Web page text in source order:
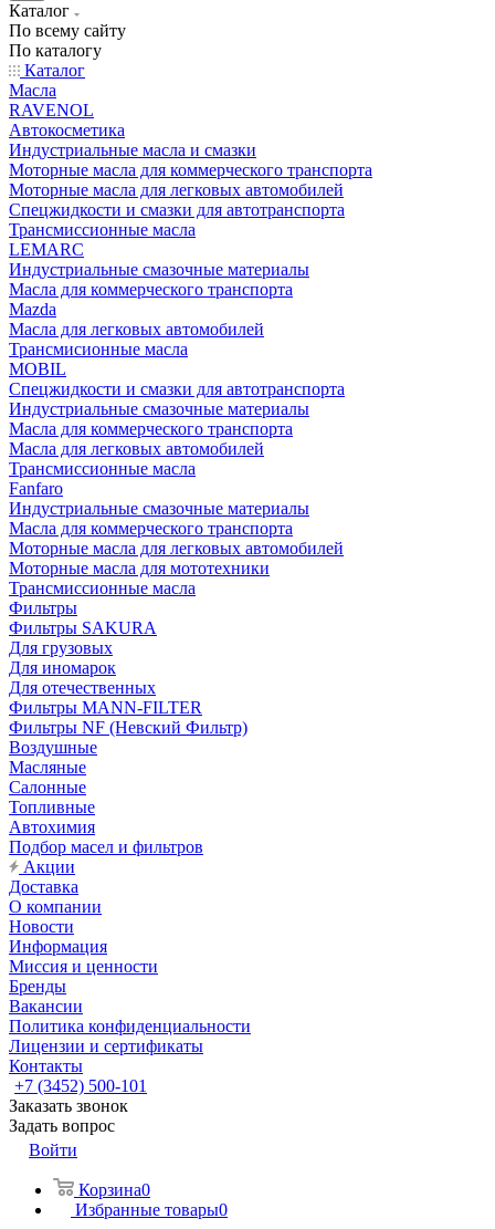
Каталог
По всему сайту
По каталогу
Каталог
Масла
RAVENOL
Автокосметика
Индустриальные масла и смазки
Моторные масла для коммерческого транспорта
Моторные масла для легковых автомобилей
Спецжидкости и смазки для автотранспорта
Трансмиссионные масла
LEMARC
Индустриальные смазочные материалы
Масла для коммерческого транспорта
Mazda
Масла для легковых автомобилей
Трансмисионные масла
MOBIL
Cпецжидкости и смазки для автотранспорта
Индустриальные смазочные материалы
Масла для коммерческого транспорта
Масла для легковых автомобилей
Трансмиссионные масла
Fanfaro
Индустриальные смазочные материалы
Масла для коммерческого транспорта
Моторные масла для легковых автомобилей
Моторные масла для мототехники
Трансмиссионные масла
Фильтры
Фильтры SAKURA
Для грузовых
Для иномарок
Для отечественных
Фильтры MANN-FILTER
Фильтры NF (Невский Фильтр)
Воздушные
Масляные
Салонные
Топливные
Автохимия
Подбор масел и фильтров
Акции
Доставка
О компании
Новости
Информация
Миссия и ценности
Бренды
Вакансии
Политика конфиденциальности
Лицензии и сертификаты
Контакты
+7 (3452) 500-101
Заказать звонок
Задать вопрос
Войти
Корзина0
Избранные товары0